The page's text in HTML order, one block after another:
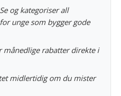
Se og kategoriser all
unge som bygger gode
månedlige rabatter direkte i
midlertidig om du mister